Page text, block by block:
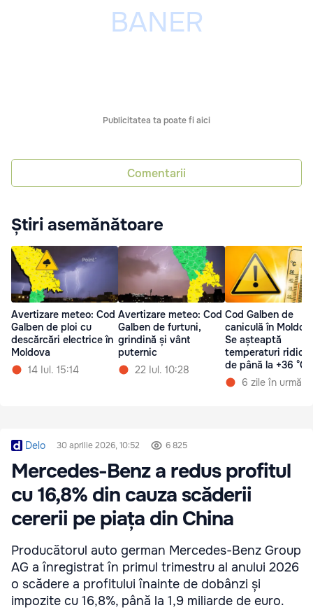
Publicitatea ta poate fi aici
Comentarii
Știri asemănătoare
Avertizare meteo: Cod
Galben de ploi cu
descărcări electrice în
Moldova
14 Iul. 15:14
Avertizare meteo: Cod
Galben de furtuni,
grindină și vânt
puternic
22 Iul. 10:28
Cod Galben de
caniculă în
Se așteaptă
temperaturi
de până la +36 °C
6 zile în urmă
Delo 30 aprilie 2026, 10:52 6 825
Mercedes-Benz a redus profitul
cu 16,8% din cauza scăderii
cererii pe piața din China
Producătorul auto german Mercedes-Benz Group
AG a înregistrat în primul trimestru al anului 2026
o scădere a profitului înainte de dobânzi și
impozite cu 16,8%, până la 1,9 miliarde de euro.